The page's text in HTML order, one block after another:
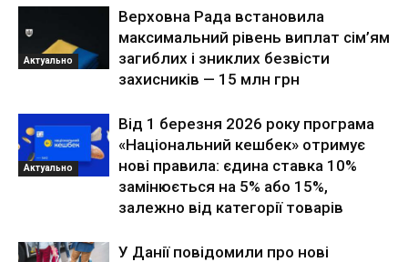
Актуально
Верховна Рада встановила
максимальний рівень виплат сім’ям
загиблих і зниклих безвісти
захисників — 15 млн грн
Актуально
Від 1 березня 2026 року програма
«Національний кешбек» отримує
нові правила: єдина ставка 10%
замінюється на 5% або 15%,
залежно від категорії товарів
У Данії повідомили про нові